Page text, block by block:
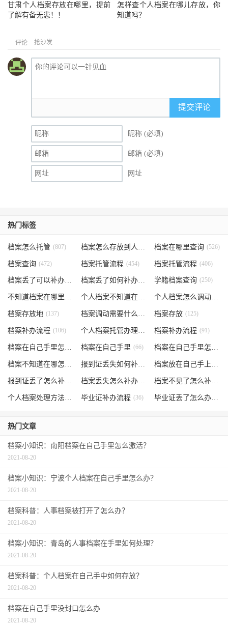
甘肃个人档案存放在哪里，提前
了解有备无患！！
怎样查个人档案在哪儿存放，你
知道吗？
评论 抢沙发
提交评论
昵称 (必填)
邮箱 (必填)
网址
热门标签
档案怎么托管 (807) (535)
档案在哪里查询 (526)
档案查询 (472) 档案托管流程 (454) 档案托管流程 (406)
档案丢了可以补办吗 (371) 档案丢了如何补办 学籍档案查询 (250)
不知道档案在哪里 个人档案不知道在哪儿 (191) 个人档案怎么调动
档案存放地 (137) 档案调动需要什么手续 (130)
档案存放 (125)
档案补办流程 (106) 个人档案托管办理流程 (102)
档案补办流程 (91)
档案在自己手里怎么办 (85)
档案在自己手里 (66) 档案在自己手里怎么处理
档案不知道在哪怎么办 (62) 报到证丢失如何补办 (54) 档案放在自己手上
报到证丢了怎么补办 (52) 档案丢失怎么补办 档案不见了怎么补办
个人档案处理方法 毕业证补办流程 (36) 毕业证丢了怎么办
热门文章
档案小知识：南阳档案在自己手里怎么激活？
2021-08-20
档案小知识：宁波个人档案在自己手里怎么办？
2021-08-20
档案科普：人事档案被打开了怎么办？
2021-08-20
档案小知识：青岛的人事档案在手里如何处理？
2021-08-20
档案科普：个人档案在自己手中如何存放？
2021-08-20
档案在自己手里没封口怎么办
2021-08-20